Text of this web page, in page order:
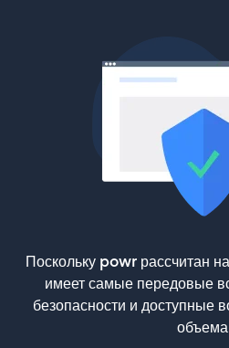
Поскольку powr рассчитан
имеет самые передовые
безопасности и доступные